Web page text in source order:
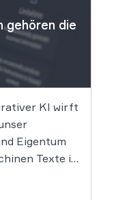
gehören die
KI wirft
Eigentum
Texte in
ob und